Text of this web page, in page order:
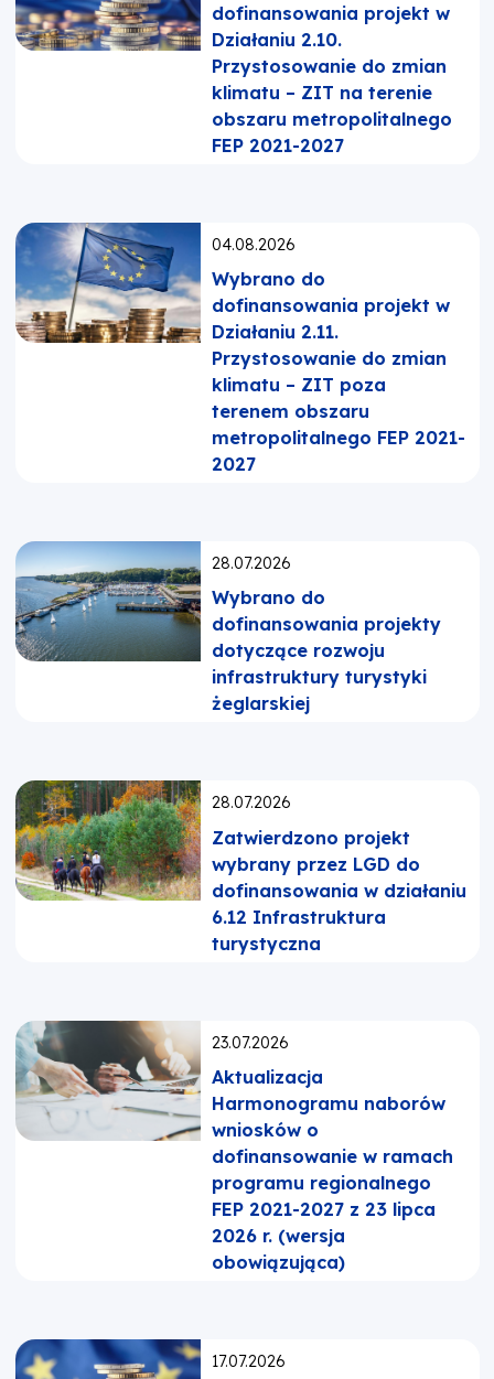
dofinansowania projekt w
Działaniu 2.10.
Przystosowanie do zmian
klimatu – ZIT na terenie
obszaru metropolitalnego
FEP 2021-2027
Opublikowano:
04.08.2026
Wybrano do
dofinansowania projekt w
Działaniu 2.11.
Przystosowanie do zmian
klimatu – ZIT poza
terenem obszaru
metropolitalnego FEP 2021-
2027
Opublikowano:
28.07.2026
Wybrano do
dofinansowania projekty
dotyczące rozwoju
infrastruktury turystyki
żeglarskiej
Opublikowano:
28.07.2026
Zatwierdzono projekt
wybrany przez LGD do
dofinansowania w działaniu
6.12 Infrastruktura
turystyczna
Opublikowano:
23.07.2026
Aktualizacja
Harmonogramu naborów
wniosków o
dofinansowanie w ramach
programu regionalnego
FEP 2021-2027 z 23 lipca
2026 r. (wersja
obowiązująca)
Opublikowano:
17.07.2026